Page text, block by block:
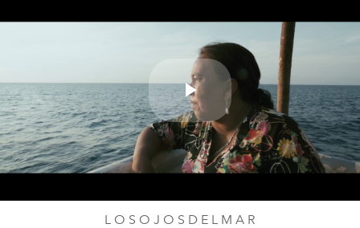
Play
L O S O J O S D E L M A R